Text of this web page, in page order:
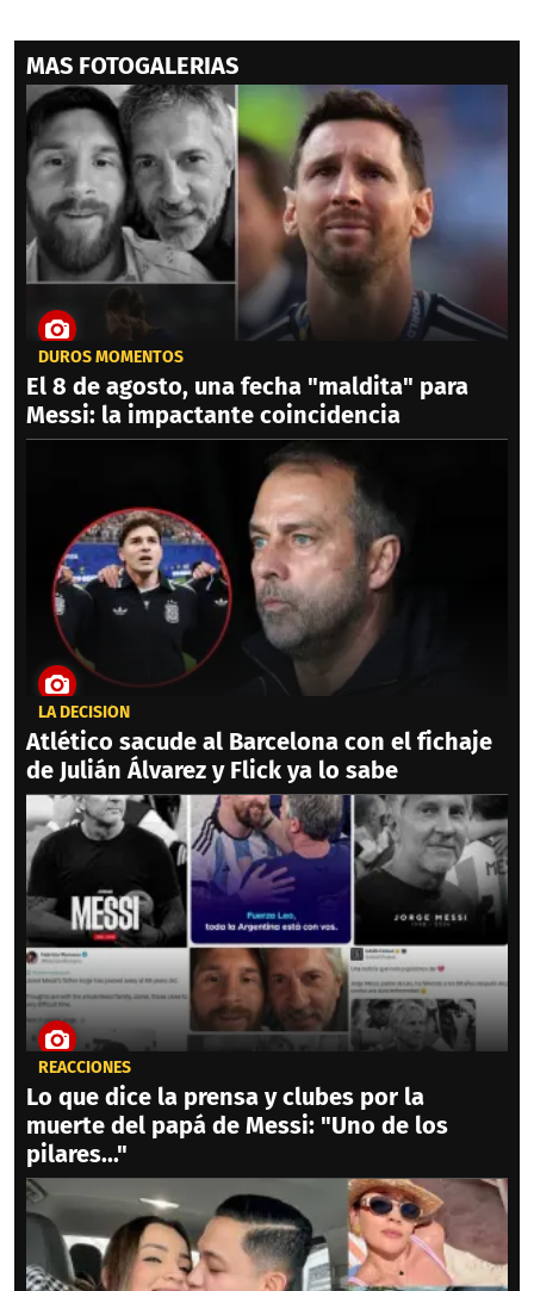
MAS FOTOGALERIAS
DUROS MOMENTOS
El 8 de agosto, una fecha "maldita" para
Messi: la impactante coincidencia
LA DECISIÓN
Atlético sacude al Barcelona con el fichaje
de Julián Álvarez y Flick ya lo sabe
REACCIONES
Lo que dice la prensa y clubes por la
muerte del papá de Messi: "Uno de los
pilares..."